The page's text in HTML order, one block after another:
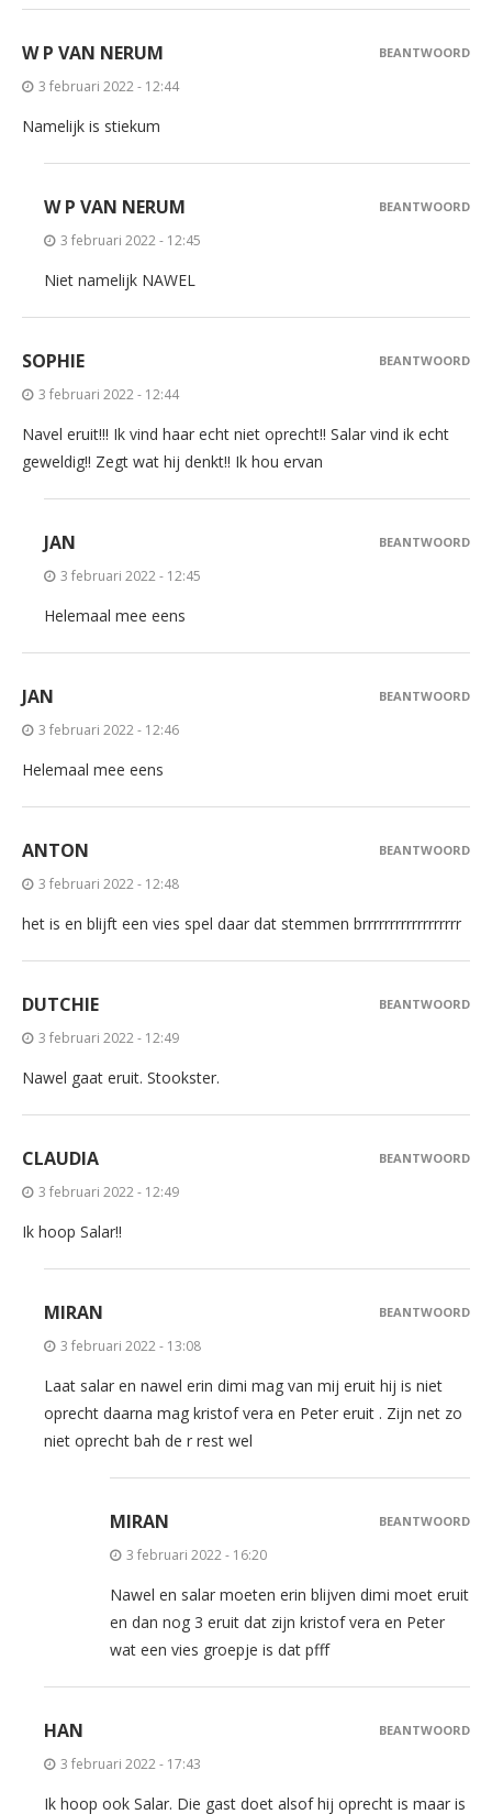
W P VAN NERUM
3 februari 2022 - 12:44
Namelijk is stiekum
BEANTWOORD
W P VAN NERUM
3 februari 2022 - 12:45
Niet namelijk NAWEL
BEANTWOORD
SOPHIE
3 februari 2022 - 12:44
Navel eruit!!! Ik vind haar echt niet oprecht!! Salar vind ik echt
geweldig!! Zegt wat hij denkt!! Ik hou ervan
BEANTWOORD
JAN
3 februari 2022 - 12:45
Helemaal mee eens
BEANTWOORD
JAN
3 februari 2022 - 12:46
Helemaal mee eens
BEANTWOORD
ANTON
3 februari 2022 - 12:48
het is en blijft een vies spel daar dat stemmen brrrrrrrrrrrrrrrrrr
BEANTWOORD
DUTCHIE
3 februari 2022 - 12:49
Nawel gaat eruit. Stookster.
BEANTWOORD
CLAUDIA
3 februari 2022 - 12:49
Ik hoop Salar!!
BEANTWOORD
MIRAN
3 februari 2022 - 13:08
Laat salar en nawel erin dimi mag van mij eruit hij is niet
oprecht daarna mag kristof vera en Peter eruit . Zijn net zo
niet oprecht bah de r rest wel
BEANTWOORD
MIRAN
3 februari 2022 - 16:20
Nawel en salar moeten erin blijven dimi moet eruit
en dan nog 3 eruit dat zijn kristof vera en Peter
wat een vies groepje is dat pfff
BEANTWOORD
HAN
3 februari 2022 - 17:43
Ik hoop ook Salar. Die gast doet alsof hij oprecht is maar is
BEANTWOORD